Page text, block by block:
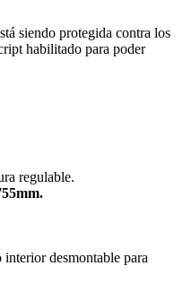
siendo protegida contra los
habilitado para poder
regulable.
interior desmontable para